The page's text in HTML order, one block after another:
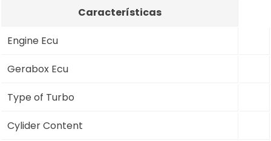
Características
Engine Ecu
Gerabox Ecu
Type of Turbo
Cylider Content